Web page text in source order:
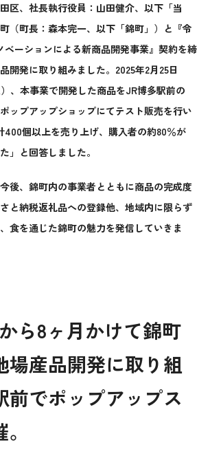
区、社長執行役員：山田健介、以下「当
（町長：森本完一、以下「錦町」）と『令
ベーションによる新商品開発事業』契約を締
開発に取り組みました。2025年2月25日
）、本事業で開発した商品をJR博多駅前の
ップアップショップにてテスト販売を行い
400個以上を売り上げ、購入者の約80％が
」と回答しました。
後、錦町内の事業者とともに商品の完成度
と納税返礼品への登録他、地域内に限らず
食を通じた錦町の魅力を発信していきま
ら8ヶ月かけて錦町
場産品開発に取り組
前でポップアップス